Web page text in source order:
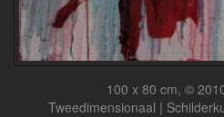
100 x 80 cm, ©
Tweedimensionaal |